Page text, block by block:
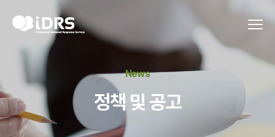
News
정책 및 공고